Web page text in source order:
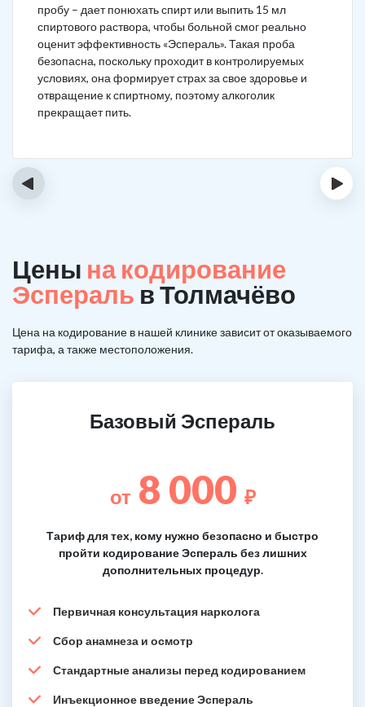
пробу – дает понюхать спирт или выпить 15 мл
спиртового раствора, чтобы больной смог реально
оценит эффективность «Эспераль». Такая проба
безопасна, поскольку проходит в контролируемых
условиях, она формирует страх за свое здоровье и
отвращение к спиртному, поэтому алкоголик
прекращает пить.
‹ ›
Цены на кодирование
Эспераль в Толмачёво
Цена на кодирование в нашей клинике зависит от оказываемого
тарифа, а также местоположения.
Базовый Эспераль
от 8 000 ₽
Тариф для тех, кому нужно безопасно и быстро
пройти кодирование Эспераль без лишних
дополнительных процедур.
Первичная консультация нарколога
Сбор анамнеза и осмотр
Стандартные анализы перед кодированием
Инъекционное введение Эспераль